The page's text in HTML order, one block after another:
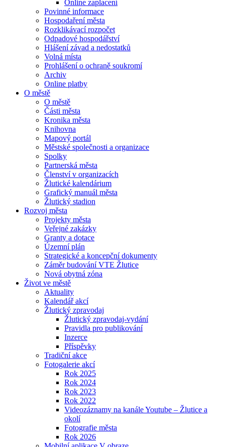
Online zaplacení
Povinné informace
Hospodaření města
Rozklikávací rozpočet
Odpadové hospodářství
Hlášení závad a nedostatků
Volná místa
Prohlášení o ochraně soukromí
Archiv
Online platby
O městě
O městě
Části města
Kronika města
Knihovna
Mapový portál
Městské společnosti a organizace
Spolky
Partnerská města
Členství v organizacích
Žlutické kalendárium
Grafický manuál města
Žlutický stadion
Rozvoj města
Projekty města
Veřejné zakázky
Granty a dotace
Územní plán
Strategické a koncepční dokumenty
Záměr budování VTE Žlutice
Nová obytná zóna
Život ve městě
Aktuality
Kalendář akcí
Žlutický zpravodaj
Žlutický zpravodaj-vydání
Pravidla pro publikování
Inzerce
Příspěvky
Tradiční akce
Fotogalerie akcí
Rok 2025
Rok 2024
Rok 2023
Rok 2022
Videozáznamy na kanále Youtube – Žlutice a
okolí
Fotografie města
Rok 2026